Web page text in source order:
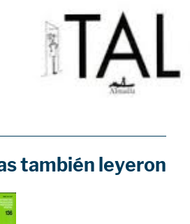
también leyeron